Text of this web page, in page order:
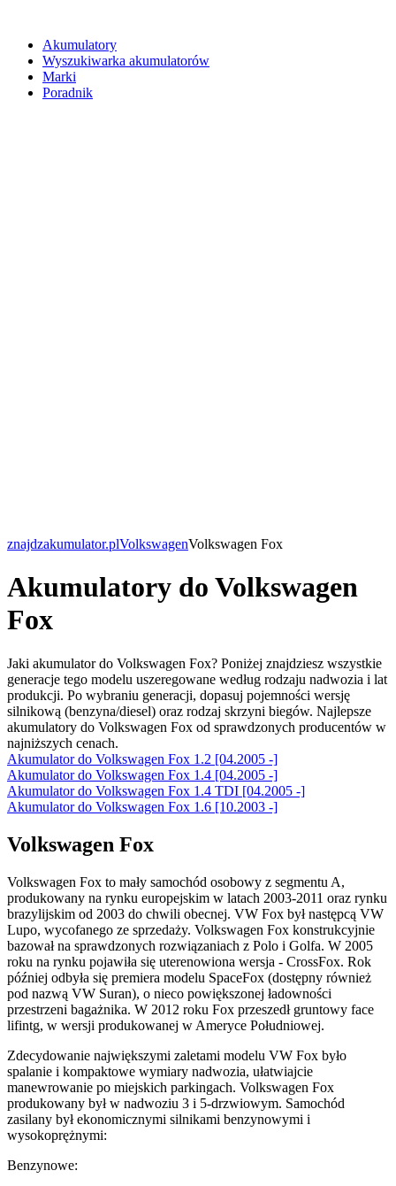
Akumulatory
Wyszukiwarka akumulatorów
Marki
Poradnik
znajdzakumulator.plVolkswagenVolkswagen Fox
Akumulatory do Volkswagen
Fox
Jaki akumulator do Volkswagen Fox? Poniżej znajdziesz wszystkie
generacje tego modelu uszeregowane według rodzaju nadwozia i lat
produkcji. Po wybraniu generacji, dopasuj pojemności wersję
silnikową (benzyna/diesel) oraz rodzaj skrzyni biegów. Najlepsze
akumulatory do Volkswagen Fox od sprawdzonych producentów w
najniższych cenach.
Akumulator do Volkswagen Fox 1.2 [04.2005 -]
Akumulator do Volkswagen Fox 1.4 [04.2005 -]
Akumulator do Volkswagen Fox 1.4 TDI [04.2005 -]
Akumulator do Volkswagen Fox 1.6 [10.2003 -]
Volkswagen Fox
Volkswagen Fox to mały samochód osobowy z segmentu A,
produkowany na rynku europejskim w latach 2003-2011 oraz rynku
brazylijskim od 2003 do chwili obecnej. VW Fox był następcą VW
Lupo, wycofanego ze sprzedaży. Volkswagen Fox konstrukcyjnie
bazował na sprawdzonych rozwiązaniach z Polo i Golfa. W 2005
roku na rynku pojawiła się uterenowiona wersja - CrossFox. Rok
później odbyła się premiera modelu SpaceFox (dostępny również
pod nazwą VW Suran), o nieco powiększonej ładowności
przestrzeni bagażnika. W 2012 roku Fox przeszedł gruntowy face
lifintg, w wersji produkowanej w Ameryce Południowej.
Zdecydowanie największymi zaletami modelu VW Fox było
spalanie i kompaktowe wymiary nadwozia, ułatwiajcie
manewrowanie po miejskich parkingach. Volkswagen Fox
produkowany był w nadwoziu 3 i 5-drzwiowym. Samochód
zasilany był ekonomicznymi silnikami benzynowymi i
wysokoprężnymi:
Benzynowe: